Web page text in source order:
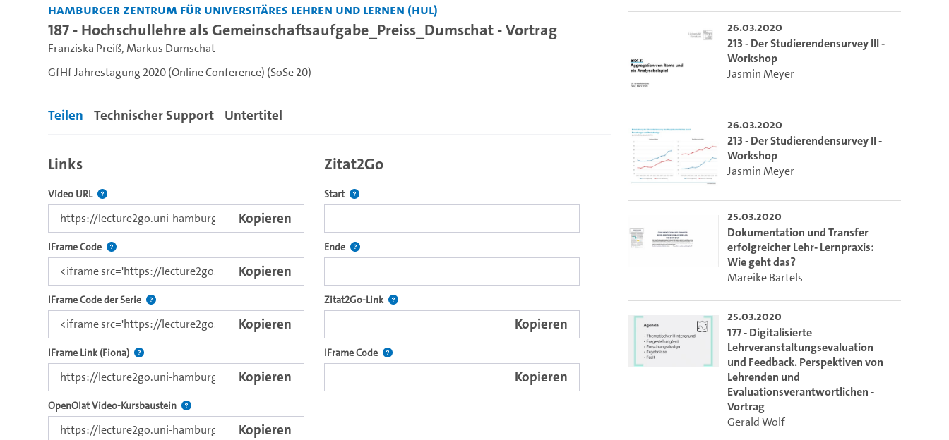
Hamburger Zentrum für Universitäres Lehren und Lernen (HUL)
187 - Hochschullehre als Gemeinschaftsaufgabe_Preiss_Dumschat - Vortrag
Franziska Preiß,Markus Dumschat
GfHf Jahrestagung 2020 (Online Conference) (SoSe 20)
Teilen Technischer Support Untertitel
Links
Video URL Der Link zu diesem Video
Kopieren
IFrame Code Nutzen Sie diesen Code, um das Video mit dem Lecture2Go-Videoplayer einzubetten.
Kopieren
IFrame Code der Serie Nutzen Sie diesen Code, um das Video und die komplette Serie mit dem Lecture2Go-Videoplayer einzubetten.
Kopieren
IFrame Link (Fiona) Direkter IFrame-Link zur Weitergabe an externe Web-Applikationen.
Kopieren
OpenOlat Video-Kursbaustein Verwenden Sie diesen Link, um ein Video in den OpenOlat Video-Baustein einzubetten.
Kopieren
Zitat2Go
Start Definiert den Startpunkt für Zitat2Go. Bitte in das Feld klicken, um die aktuelle Zeit auszuwählen.
Ende Definiert den Endpunkt für Zitat2Go. Bitte in das Feld klicken, um die aktuelle Zeit auszuwählen.
Zitat2Go-Link Nach der Auswahl eines Start- und Endpunktes verweist dieser Link auf den Ausschnitt des Videos.
Kopieren
IFrame Code Nutzen Sie diesen Code, um den Auschnitt des Videos mit dem Lecture2Go-Videoplayer einzubetten.
Kopieren
26.03.2020
213 - Der Studierendensurvey III -
Workshop
Jasmin Meyer
26.03.2020
213 - Der Studierendensurvey II -
Workshop
Jasmin Meyer
25.03.2020
Dokumentation und Transfer
erfolgreicher Lehr- Lernpraxis:
Wie geht das?
Mareike Bartels
25.03.2020
177 - Digitalisierte
Lehrveranstaltungsevaluation
und Feedback. Perspektiven von
Lehrenden und
Evaluationsverantwortlichen -
Vortrag
Gerald Wolf